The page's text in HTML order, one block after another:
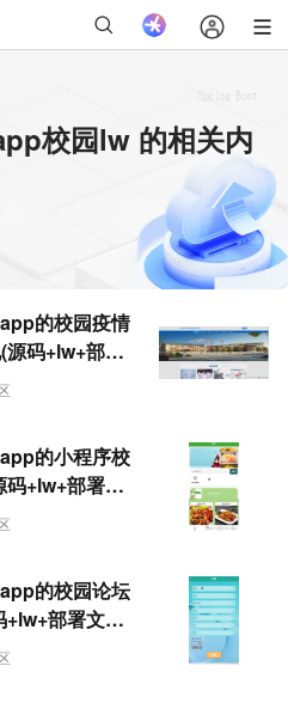
校园lw 的相关内
的校园疫情
码+lw+部署
的小程序校
+lw+部署文
的校园论坛
部署文档